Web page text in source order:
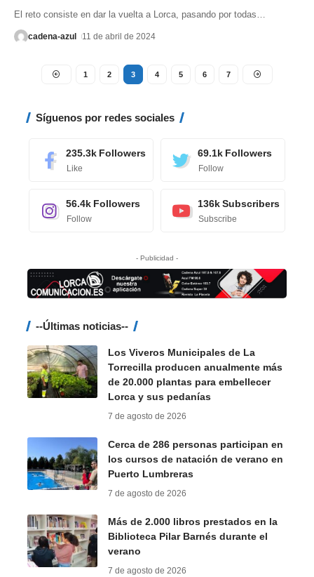
El reto consiste en dar la vuelta a Lorca, pasando por todas…
cadena-azul 11 de abril de 2024
1 2 3 4 5 6 7
Síguenos por redes sociales
235.3k Followers
Like
69.1k Followers
Follow
56.4k Followers
Follow
136k Subscribers
Subscribe
- Publicidad -
--Últimas noticias--
Los Viveros Municipales de La
Torrecilla producen anualmente más
de 20.000 plantas para embellecer
Lorca y sus pedanías
7 de agosto de 2026
Cerca de 286 personas participan en
los cursos de natación de verano en
Puerto Lumbreras
7 de agosto de 2026
Más de 2.000 libros prestados en la
Biblioteca Pilar Barnés durante el
verano
7 de agosto de 2026